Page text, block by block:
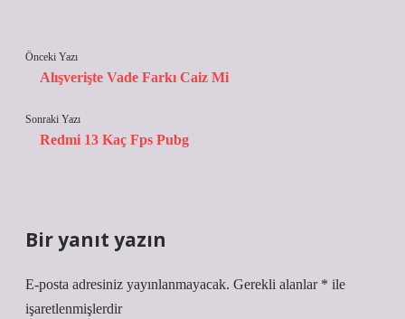
Önceki Yazı
Alışverişte Vade Farkı Caiz Mi
Sonraki Yazı
Redmi 13 Kaç Fps Pubg
Bir yanıt yazın
E-posta adresiniz yayınlanmayacak. Gerekli alanlar * ile
işaretlenmişlerdir